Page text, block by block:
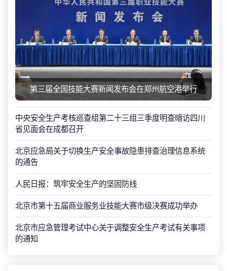
第三届全国技能大赛新闻发布会在郑州航空港举行
中央安全生产考核巡查组第二十三组三季度明查暗访四川
省见面会在成都召开
北京应急局关于切换生产安全事故隐患排查治理信息系统
的通告
人民日报：筑牢安全生产的坚固防线
北京市第十五届商业服务业技能大赛市级决赛成功举办
北京市应急管理考试中心关于调整安全生产考试有关事项
的通知